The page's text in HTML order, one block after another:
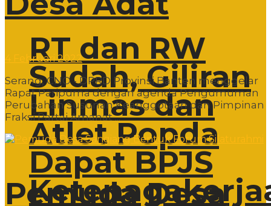
RT dan RW
Sudah, Giliran
Linmas dan
Atlet Popda
Dapat BPJS
4 Februari 2022
Serang, CNO - DPRD Provinsi Banten menggelar
Rapat Paripurna dengan agenda Pengumuman
Perubahan Susunan Keanggotaan dan Pimpinan
Fraksi Partai Amanat ...
Pemuda Desa